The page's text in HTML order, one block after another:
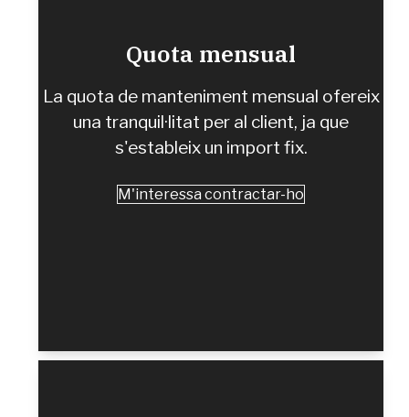
Quota mensual
La quota de manteniment mensual ofereix
una tranquil·litat per al client, ja que
s'estableix un import fix.
M'interessa contractar-ho